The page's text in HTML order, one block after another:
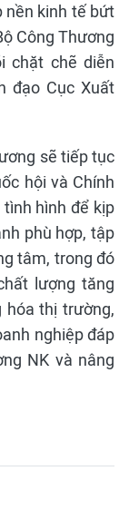
nền kinh tế bứt
Công Thương
chặt chẽ diễn
đạo Cục Xuất
sẽ tiếp tục
hội và Chính
hình để kịp
phù hợp, tập
tâm, trong đó
lượng tăng
hóa thị trường,
nghiệp đáp
NK và nâng